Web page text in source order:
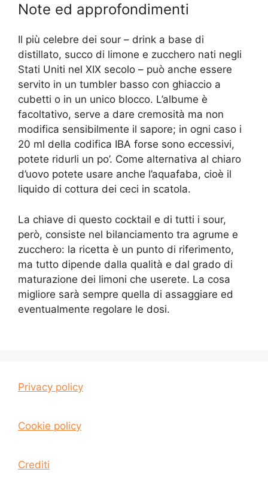
Note ed approfondimenti
Il più celebre dei sour – drink a base di
distillato, succo di limone e zucchero nati negli
Stati Uniti nel XIX secolo – può anche essere
servito in un tumbler basso con ghiaccio a
cubetti o in un unico blocco. L’albume è
facoltativo, serve a dare cremosità ma non
modifica sensibilmente il sapore; in ogni caso i
20 ml della codifica IBA forse sono eccessivi,
potete ridurli un po’. Come alternativa al chiaro
d’uovo potete usare anche l’aquafaba, cioè il
liquido di cottura dei ceci in scatola.
La chiave di questo cocktail e di tutti i sour,
però, consiste nel bilanciamento tra agrume e
zucchero: la ricetta è un punto di riferimento,
ma tutto dipende dalla qualità e dal grado di
maturazione dei limoni che userete. La cosa
migliore sarà sempre quella di assaggiare ed
eventualmente regolare le dosi.
Privacy policy
Cookie policy
Crediti